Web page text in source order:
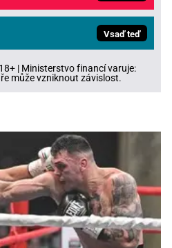
Vsaď teď
| Ministerstvo financí varuje:
může vzniknout závislost.